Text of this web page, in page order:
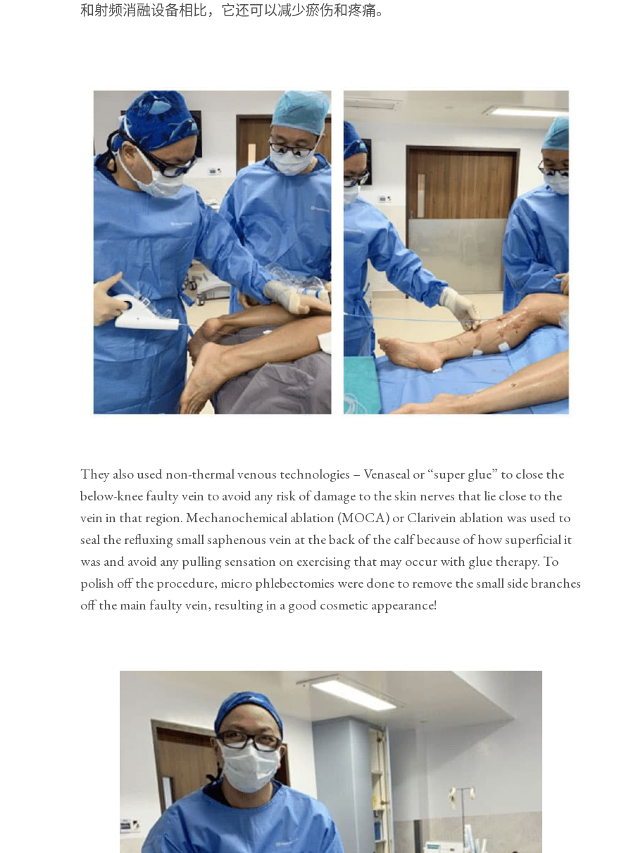
和射频消融设备相比，它还可以减少瘀伤和疼痛。
They also used non-thermal venous technologies – Venaseal or “super glue” to close the
below-knee faulty vein to avoid any risk of damage to the skin nerves that lie close to the
vein in that region. Mechanochemical ablation (MOCA) or Clarivein ablation was used to
seal the refluxing small saphenous vein at the back of the calf because of how superficial it
was and avoid any pulling sensation on exercising that may occur with glue therapy. To
polish off the procedure, micro phlebectomies were done to remove the small side branches
off the main faulty vein, resulting in a good cosmetic appearance!